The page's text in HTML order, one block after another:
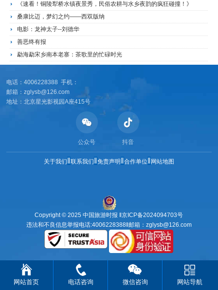
《速看！铜陵犁桥水镇夜景秀，民俗农耕与水乡夜韵的疯狂碰撞！》
桑康比迈，梦幻之约——西双版纳
电影：龙神太子--刘德华
善恶终有报
勐海勐宋乡南本老寨：茶歌里的忙碌时光
电话：4006228388 手机：
邮箱：zglysb@126.com
地址：北京星光影视园A座415号
公众号 抖音
关于我们 联系我们 免责声明 合作单位 网站地图
Copyright © 2025 中国旅游时报 ‖京ICP备2024094703号
违法和不良信息举报电话:4006228388‖邮箱：zglysb@126.com
网站首页 电话咨询 微信咨询 网站导航